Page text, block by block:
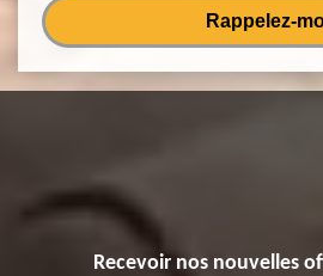
Recevoir nos nouvelles